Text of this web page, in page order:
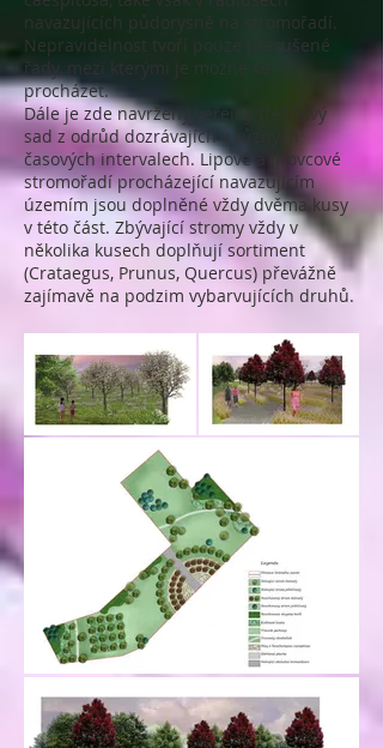
navazujících půdorysně na stromořadí.
Nepravidelnost tvoří pouze přerušené
řady, mezi kterými je možné se
procházet.
Dále je zde navržený veřejný třešňový
sad z odrůd dozrávajích v různých
časových intervalech. Lipové a jirovcové
stromořadí procházející navazujícím
územím jsou doplněné vždy dvěma kusy
v této část. Zbývající stromy vždy v
několika kusech doplňují sortiment
(Crataegus, Prunus, Quercus) převážně
zajímavě na podzim vybarvujících druhů.